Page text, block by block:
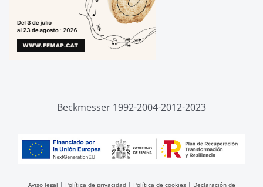
Beckmesser 1992-2004-2012-2023
Aviso legal | Política de privacidad| Política de cookies| Declaración de